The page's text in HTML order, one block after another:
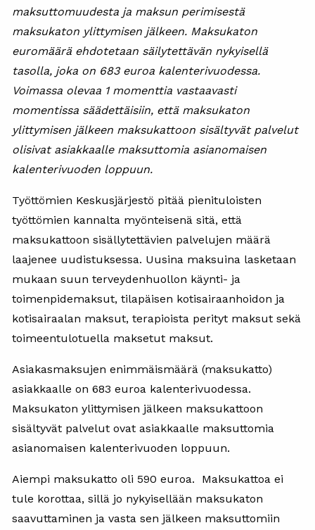
maksuttomuudesta ja maksun perimisestä
maksukaton ylittymisen jälkeen. Maksukaton
euromäärä ehdotetaan säilytettävän nykyisellä
tasolla, joka on 683 euroa kalenterivuodessa.
Voimassa olevaa 1 momenttia vastaavasti
momentissa säädettäisiin, että maksukaton
ylittymisen jälkeen maksukattoon sisältyvät palvelut
olisivat asiakkaalle maksuttomia asianomaisen
kalenterivuoden loppuun.
Työttömien Keskusjärjestö pitää pienituloisten
työttömien kannalta myönteisenä sitä, että
maksukattoon sisällytettävien palvelujen määrä
laajenee uudistuksessa. Uusina maksuina lasketaan
mukaan suun terveydenhuollon käynti- ja
toimenpidemaksut, tilapäisen kotisairaanhoidon ja
kotisairaalan maksut, terapioista perityt maksut sekä
toimeentulotuella maksetut maksut.
Asiakasmaksujen enimmäismäärä (maksukatto)
asiakkaalle on 683 euroa kalenterivuodessa.
Maksukaton ylittymisen jälkeen maksukattoon
sisältyvät palvelut ovat asiakkaalle maksuttomia
asianomaisen kalenterivuoden loppuun.
Aiempi maksukatto oli 590 euroa. Maksukattoa ei
tule korottaa, sillä jo nykyisellään maksukaton
saavuttaminen ja vasta sen jälkeen maksuttomiin